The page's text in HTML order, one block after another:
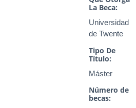
La Beca:
Universidad
de Twente
Tipo De
Título:
Máster
Número de
becas: